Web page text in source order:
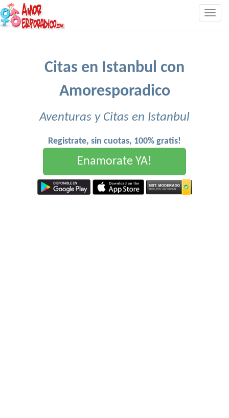
Citas en Istanbul con
Amoresporadico
Aventuras y Citas en Istanbul
Registrate, sin cuotas, 100% gratis!
Enamorate YA!